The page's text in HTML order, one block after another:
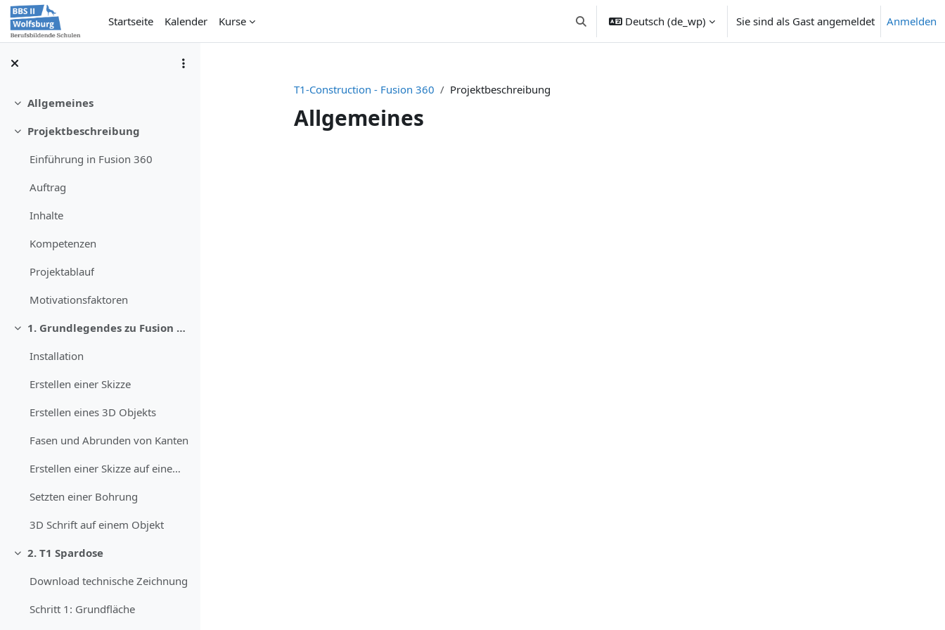
Zum Hauptinhalt
Startseite
Kalender Kurse Sucheingabe umschalten
Deutsch ‎(de_wp)‎ Sie sind als Gast angemeldet Anmelden
Einklappen
Allgemeines
Einklappen
Projektbeschreibung
Einführung in Fusion 360
Auftrag
Inhalte
Kompetenzen
Projektablauf
Motivationsfaktoren
Einklappen
1. Grundlegendes zu Fusion 360
Installation
Erstellen einer Skizze
Erstellen eines 3D Objekts
Fasen und Abrunden von Kanten
Erstellen einer Skizze auf einem 3D Objekt
Setzten einer Bohrung
3D Schrift auf einem Objekt
Einklappen
2. T1 Spardose
Download technische Zeichnung
Schritt 1: Grundfläche
T1-Construction - Fusion 360 Projektbeschreibung
Allgemeines